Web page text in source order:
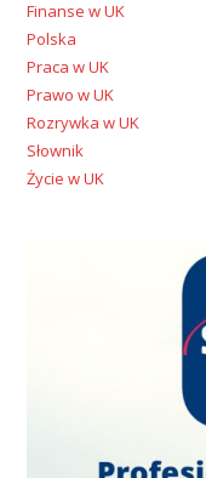
Finanse w UK
Polska
Praca w UK
Prawo w UK
Rozrywka w UK
Słownik
Życie w UK